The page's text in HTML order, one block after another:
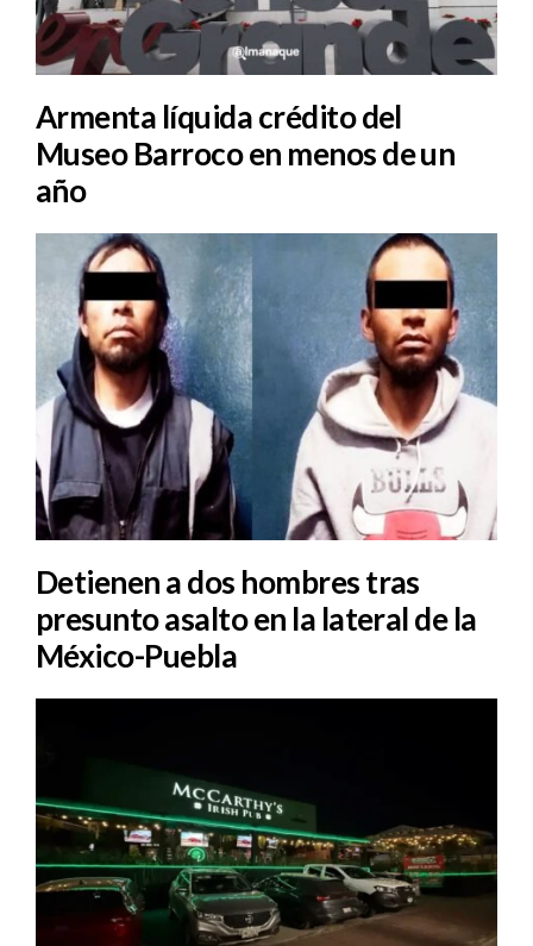
Armenta líquida crédito del
Museo Barroco en menos de un
año
Detienen a dos hombres tras
presunto asalto en la lateral de la
México-Puebla